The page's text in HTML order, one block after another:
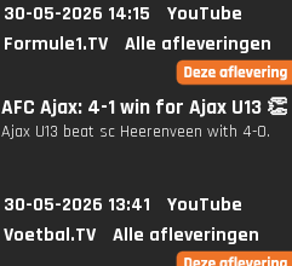
30-05-2026 14:15
YouTube
Formule1.TV
Alle afleveringen
AFC Ajax: 4-1 win for Ajax U13 👏
Ajax U13 beat sc Heerenveen with 4-0.
30-05-2026 13:41
YouTube
Voetbal.TV
Alle afleveringen